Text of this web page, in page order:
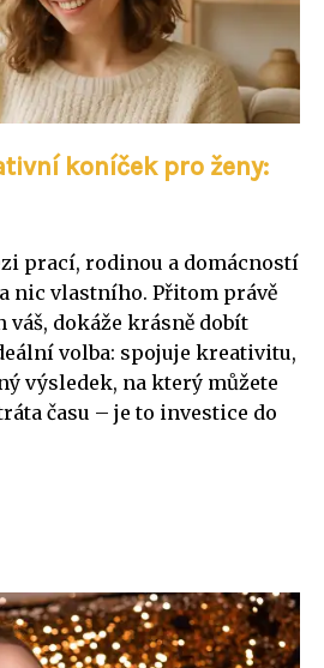
koníček pro ženy:
prací, rodinou a domácností
nic vlastního. Přitom právě
dokáže krásně dobít
volba: spojuje kreativitu,
výsledek, na který můžete
času – je to investice do